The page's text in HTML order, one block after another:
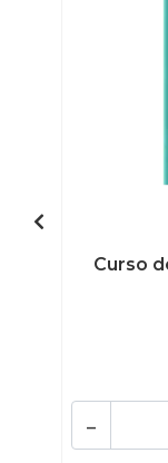
Curso
-